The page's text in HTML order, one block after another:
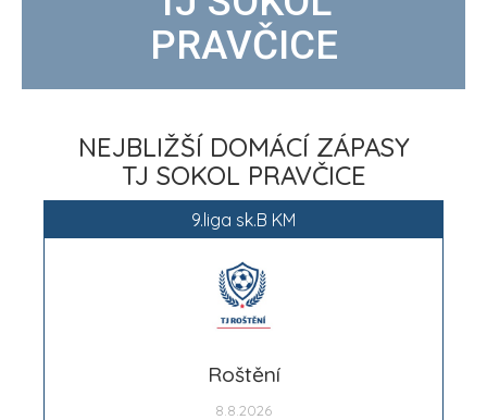
PRAVČICE
NEJBLIŽŠÍ DOMÁCÍ ZÁPASY
TJ SOKOL PRAVČICE
9.liga sk.B KM
Roštění
8.8.2026